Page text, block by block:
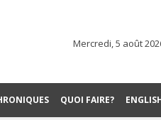
Mercredi, 5 août
QUOI FAIRE?